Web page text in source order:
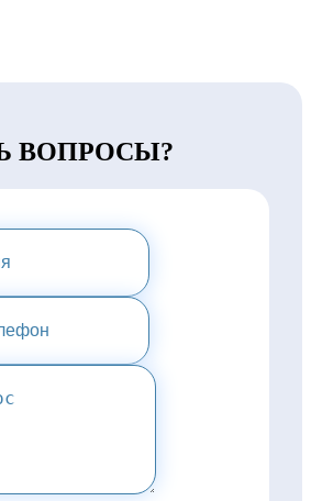
ВОПРОСЫ?
ВАМ